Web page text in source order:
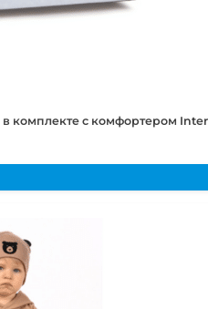
в комплекте с комфортером